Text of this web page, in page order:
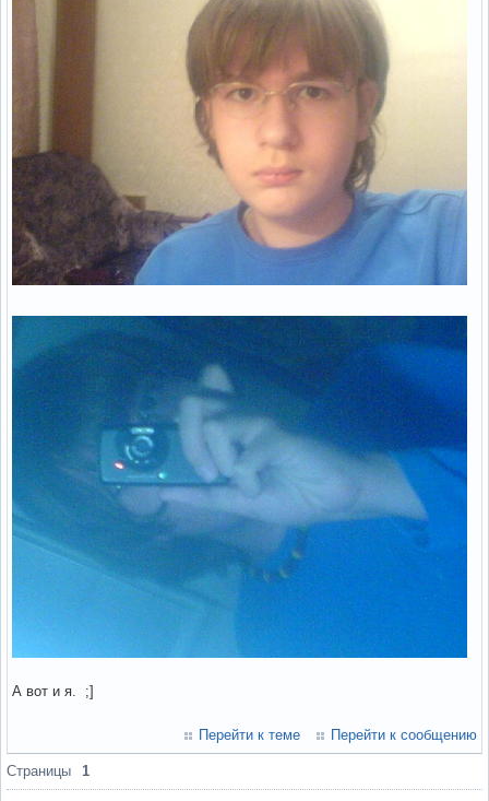
А вот и я. ;]
Перейти к теме Перейти к сообщению
Страницы 1